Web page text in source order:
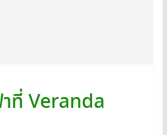
ที่ Veranda